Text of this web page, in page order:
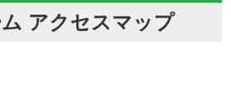
アクセスマップ